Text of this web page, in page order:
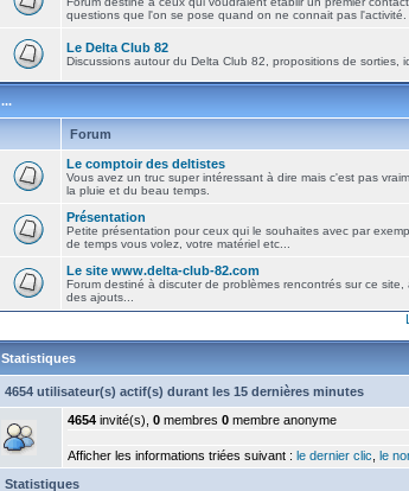
questions que l'on se pose quand on ne connait pas l'activité.
Le Delta Club 82
Discussions autour du Delta Club 82, propositions de sorties,
...
Forum
Le comptoir des deltistes
Vous avez un truc super intéressant à dire mais c'est pas
la pluie et du beau temps.
Présentation
Petite présentation pour ceux qui le souhaites avec par
de temps vous volez, votre matériel etc...
Le site www.delta-club-82.com
Forum destiné à discuter de problèmes rencontrés sur ce
des ajouts...
Statistiques
4654 utilisateur(s) actif(s) durant les 15 dernières minutes
4654 invité(s), 0 membres 0 membre anonyme
Afficher les informations triées suivant : le dernier clic le
Statistiques